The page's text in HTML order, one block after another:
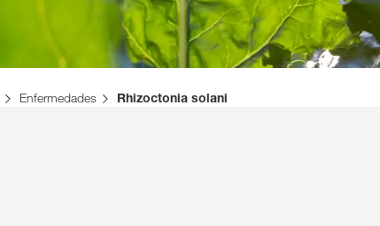
Acerca de
Enfermedades Rhizoctonia solani